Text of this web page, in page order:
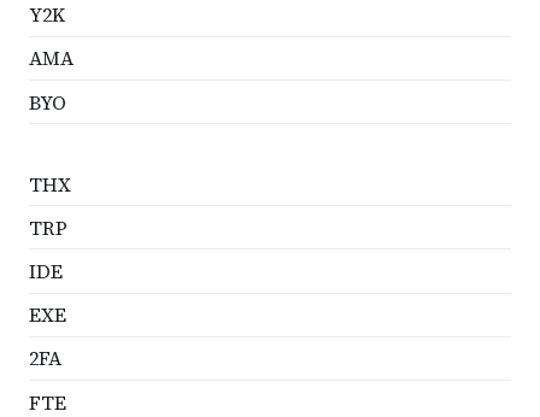
Y2K
AMA
BYO
THX
TRP
IDE
EXE
2FA
FTE